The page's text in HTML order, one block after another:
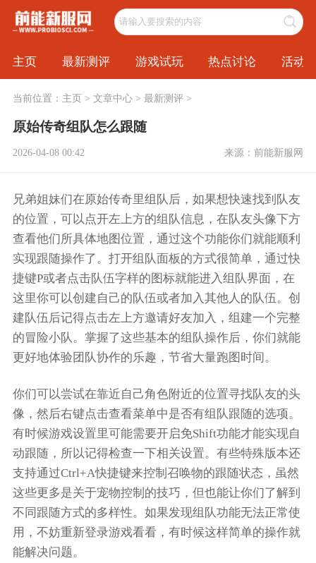
主页 最新测评 游戏试玩 热点讨论 活动
当前位置： 主页> 文章中心> 最新测评>
原始传奇组队怎么跟随
2026-04-08 00:42 来源：前能新服网
兄弟姐妹们在原始传奇里组队后，如果想快速找到队友
的位置，可以点开左上方的组队信息，在队友头像下方
查看他们所具体地图位置，通过这个功能你们就能顺利
实现跟随操作了。打开组队面板的方式很简单，通过快
捷键P或者点击队伍字样的图标就能进入组队界面，在
这里你可以创建自己的队伍或者加入其他人的队伍。创
建队伍后记得点击左上方邀请好友加入，组建一个完整
的冒险小队。掌握了这些基本的组队操作后，你们就能
更好地体验团队协作的乐趣，节省大量跑图时间。
你们可以尝试在靠近自己角色附近的位置寻找队友的头
像，然后右键点击查看菜单中是否有组队跟随的选项。
有时候游戏设置里可能需要开启免Shift功能才能实现自
动跟随，所以记得检查一下相关设置。有些特殊版本还
支持通过Ctrl+A快捷键来控制召唤物的跟随状态，虽然
这些更多是关于宠物控制的技巧，但也能让你们了解到
不同跟随方式的多样性。如果发现组队功能无法正常使
用，不妨重新登录游戏看看，有时候这样简单的操作就
能解决问题。